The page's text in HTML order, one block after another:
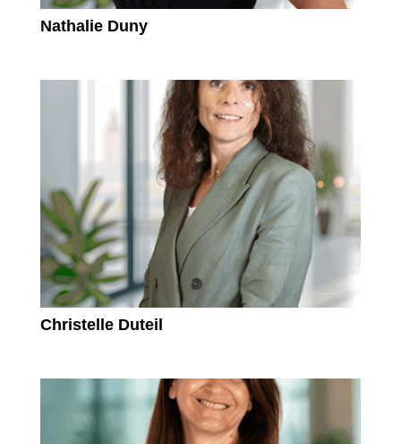
Nathalie Duny
Christelle Duteil